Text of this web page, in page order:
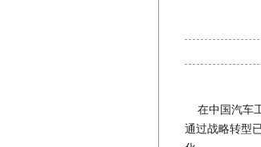
在中国汽车
通过战略转型